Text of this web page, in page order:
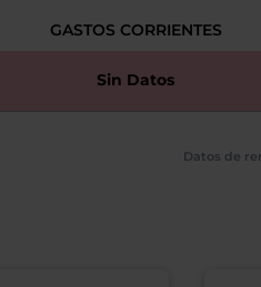
GASTOS CORRIENTES
Sin Datos
Datos de